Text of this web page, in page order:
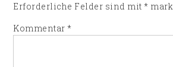
Erforderliche Felder sind mit*
Kommentar*